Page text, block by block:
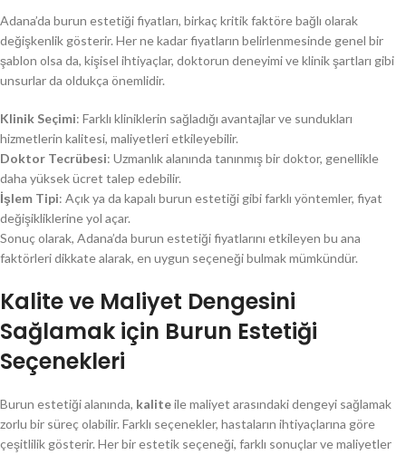
Adana’da burun estetiği fiyatları, birkaç kritik faktöre bağlı olarak
değişkenlik gösterir. Her ne kadar fiyatların belirlenmesinde genel bir
şablon olsa da, kişisel ihtiyaçlar, doktorun deneyimi ve klinik şartları gibi
unsurlar da oldukça önemlidir.
Klinik Seçimi: Farklı kliniklerin sağladığı avantajlar ve sundukları
hizmetlerin kalitesi, maliyetleri etkileyebilir.
Doktor Tecrübesi: Uzmanlık alanında tanınmış bir doktor, genellikle
daha yüksek ücret talep edebilir.
İşlem Tipi: Açık ya da kapalı burun estetiği gibi farklı yöntemler, fiyat
değişikliklerine yol açar.
Sonuç olarak, Adana’da burun estetiği fiyatlarını etkileyen bu ana
faktörleri dikkate alarak, en uygun seçeneği bulmak mümkündür.
Kalite ve Maliyet Dengesini
Sağlamak için Burun Estetiği
Seçenekleri
Burun estetiği alanında, kaliteile maliyet arasındaki dengeyi sağlamak
zorlu bir süreç olabilir. Farklı seçenekler, hastaların ihtiyaçlarına göre
çeşitlilik gösterir. Her bir estetik seçeneği, farklı sonuçlar ve maliyetler